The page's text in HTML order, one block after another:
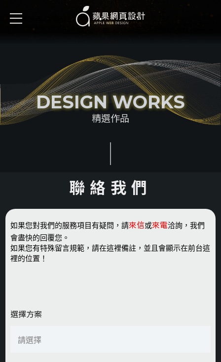
DESIGN WORKS
精選作品
聯絡我們
如果您對我們的服務項目有疑問，請來信或來電洽詢，我們
會盡快的回覆您。
如果您有特殊留言規範，請在這裡備註，並且會顯示在前台這
裡的位置！
選擇方案